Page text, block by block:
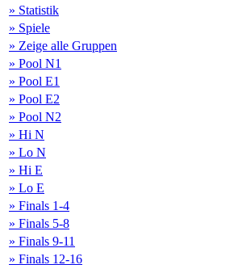
» Statistik
» Spiele
» Zeige alle Gruppen
» Pool N1
» Pool E1
» Pool E2
» Pool N2
» Hi N
» Lo N
» Hi E
» Lo E
» Finals 1-4
» Finals 5-8
» Finals 9-11
» Finals 12-16